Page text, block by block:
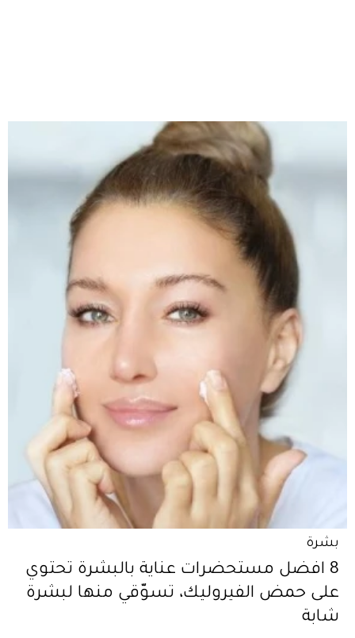
بشرة
8 افضل مستحضرات عناية بالبشرة تحتوي
على حمض الفيروليك، تسوّقي منها لبشرة
شابة